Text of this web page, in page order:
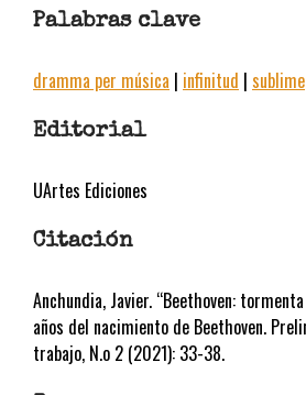
Palabras clave
dramma per música | infinitud | sublime
Editorial
UArtes Ediciones
Citación
Anchundia, Javier. “Beethoven:
años del nacimiento de Beethoven.
trabajo, N.o 2 (2021): 33-38.